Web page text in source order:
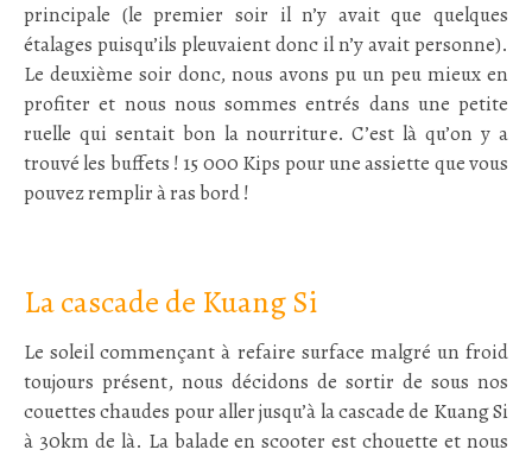
principale (le premier soir il n’y avait que quelques
étalages puisqu’ils pleuvaient donc il n’y avait personne).
Le deuxième soir donc, nous avons pu un peu mieux en
profiter et nous nous sommes entrés dans une petite
ruelle qui sentait bon la nourriture. C’est là qu’on y a
trouvé les buffets ! 15 000 Kips pour une assiette que vous
pouvez remplir à ras bord !
La cascade de Kuang Si
Le soleil commençant à refaire surface malgré un froid
toujours présent, nous décidons de sortir de sous nos
couettes chaudes pour aller jusqu’à la cascade de Kuang Si
à 30km de là. La balade en scooter est chouette et nous